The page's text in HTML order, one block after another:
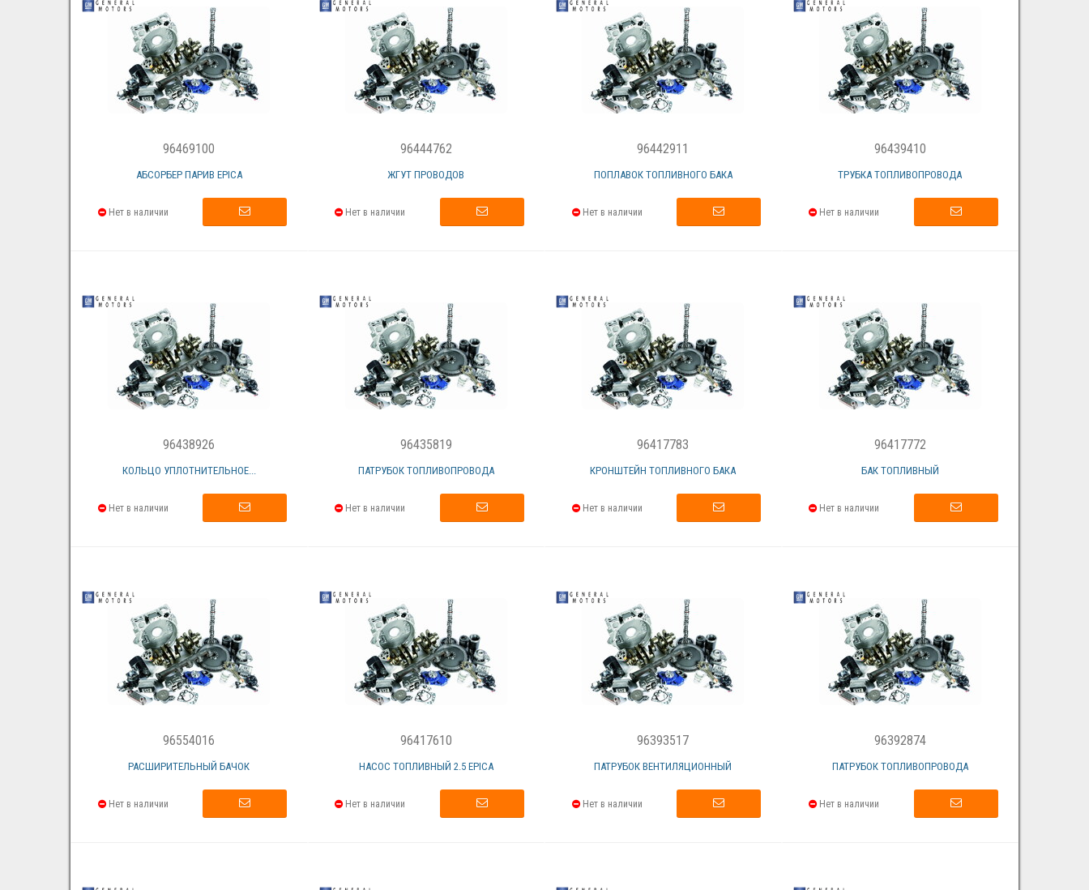
96469100
АБСОРБЕР ПАРИВ EPICA
Нет в наличии
96444762
ЖГУТ ПРОВОДОВ
Нет в наличии
96442911
ПОПЛАВОК ТОПЛИВНОГО БАКА
Нет в наличии
96439410
ТРУБКА ТОПЛИВОПРОВОДА
Нет в наличии
96438926
КОЛЬЦО УПЛОТНИТЕЛЬНОЕ...
Нет в наличии
96435819
ПАТРУБОК ТОПЛИВОПРОВОДА
Нет в наличии
96417783
КРОНШТЕЙН ТОПЛИВНОГО БАКА
Нет в наличии
96417772
БАК ТОПЛИВНЫЙ
Нет в наличии
96554016
РАСШИРИТЕЛЬНЫЙ БАЧОК
Нет в наличии
96417610
НАСОС ТОПЛИВНЫЙ 2.5 EPICA
Нет в наличии
96393517
ПАТРУБОК ВЕНТИЛЯЦИОННЫЙ
Нет в наличии
96392874
ПАТРУБОК ТОПЛИВОПРОВОДА
Нет в наличии